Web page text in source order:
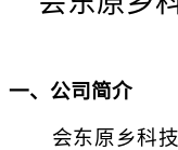
一、公司简介
会东原乡科技